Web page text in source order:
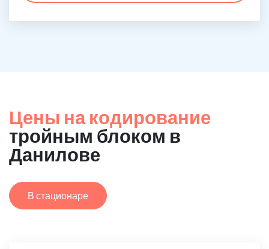
Цены на кодирование
тройным блоком в
Данилове
В стационаре